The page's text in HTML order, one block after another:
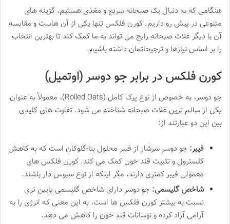
هنگامی که به دنبال یک صبحانه سریع و مغذی هستیم، گزینه های
متنوعی در پیش رو داریم. کورن فلکس تنها یکی از آن هاست و مقایسه
آن با دیگر غلات صبحانه رایج می تواند به ما کمک کند تا بهترین انتخاب
را بر اساس نیازها و ترجیحاتمان داشته باشیم.
کورن فلکس در برابر جو دوسر (اوتمیل)
جو دوسر، به خصوص از نوع پرک کامل (Rolled Oats)، معمولاً به عنوان
یکی از سالم ترین غلات صبحانه شناخته می شود. تفاوت های کلیدی
بین این دو عبارتند از:
فیبر: جو دوسر سرشار از فیبر محلول بتا-گلوکان است که به کاهش
کلسترول و تثبیت قند خون کمک می کند. کورن فلکس های
معمولی فیبر کمتری دارند، مگر اینکه از نوع سبوس دار باشند.
شاخص گلیسمی: جو دوسر دارای شاخص گلیسمی پایین تری
نسبت به بیشتر کورن فلکس ها است، به این معنی که انرژی را به
آرامی آزاد کرده و نوسانات قند خون را کاهش می دهد.